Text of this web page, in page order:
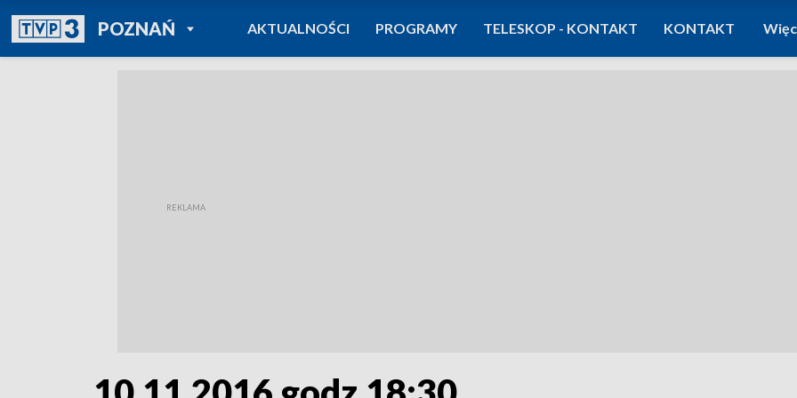
POZNAŃPOWRÓT DO
TVP REGIONY
AKTUALNOŚCI PROGRAMY TELESKOP - KONTAKT KONTAKT